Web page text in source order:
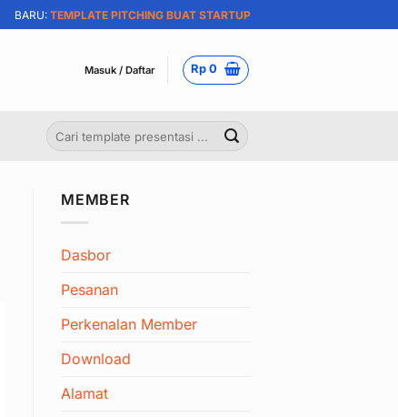
BARU: TEMPLATE PITCHING BUAT STARTUP
Masuk / Daftar Rp0
Pencarian
untuk:
MEMBER
Dasbor
Pesanan
Perkenalan Member
Download
Alamat